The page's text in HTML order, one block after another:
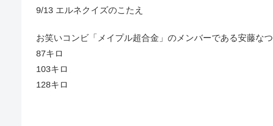
9/13 エルネクイズのこたえ
お笑いコンビ「メイプル超合金」のメンバーである安藤な
87キロ
103キロ
128キロ